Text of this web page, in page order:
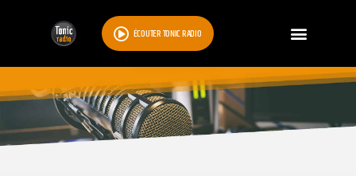
ÉCOUTER TONIC RADIO
RESULTATS